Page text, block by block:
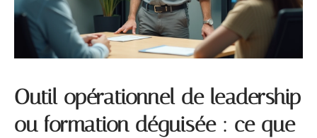
Outil opérationnel de leadership
ou formation déguisée : ce que